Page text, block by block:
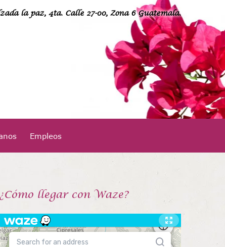
la paz, 4ta. Calle 27-00, Zona 6 Guatemala.
Empleos
¿Cómo llegar con Waze?